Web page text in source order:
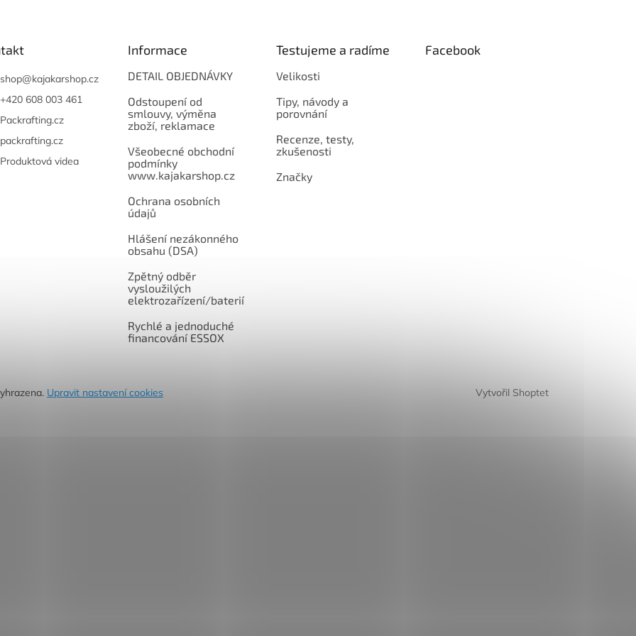
shop@kajakarshop.cz
+420 608 003 461
Packrafting.cz
packrafting.cz
Produktová videa
Informace
DETAIL OBJEDNÁVKY
Odstoupení od
smlouvy, výměna
zboží, reklamace
Všeobecné obchodní
podmínky
www.kajakarshop.cz
Ochrana osobních
údajů
Hlášení nezákonného
obsahu (DSA)
Zpětný odběr
vysloužilých
elektrozařízení/baterií
Rychlé a jednoduché
financování ESSOX
Testujeme a radíme
Velikosti
Tipy, návody a
porovnání
Recenze, testy,
zkušenosti
Značky
Facebook
Vytvořil Shoptet
Upravit nastavení cookies